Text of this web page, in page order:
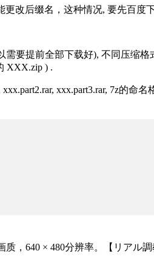
改后缀名，这种情况, 要先百度
要提前全部下载好), 不同压缩
XXX.zip ) .
xxx.part3.rar, 7z的命名
，640 × 480分辨率。【リアル